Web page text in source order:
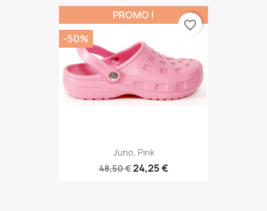
Juno, Pink
48,50 €24,25 €
PROMO !
-50%
favorite_border